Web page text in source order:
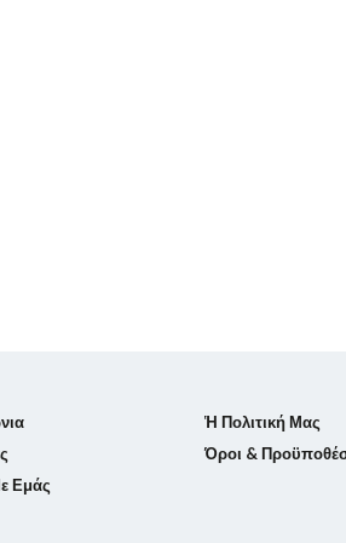
Ἡ Πολιτική Μας
Όροι &
Εμάς